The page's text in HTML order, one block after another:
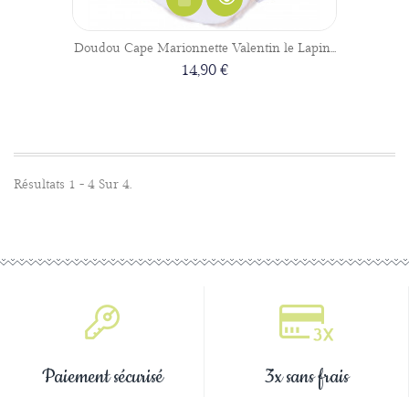
Doudou Cape Marionnette Valentin le Lapin...
14,90 €
Résultats 1 - 4 Sur 4.
Paiement sécurisé 3x sans frais